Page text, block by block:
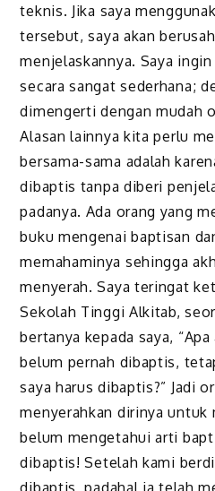
teknis. Jika saya
tersebut, saya akan
menjelaskannya. Saya
secara sangat sederhana;
dimengerti dengan mudah
Alasan lainnya kita perlu
bersama-sama adalah
dibaptis tanpa diberi
padanya. Ada orang yang
buku mengenai baptisan
memahaminya sehingga
menyerah. Saya teringat
Sekolah Tinggi Alkitab,
bertanya kepada saya,
belum pernah dibaptis,
saya harus dibaptis?” Jadi
menyerahkan dirinya untuk
belum mengetahui arti
dibaptis! Setelah kami
dibaptis, padahal ia telah